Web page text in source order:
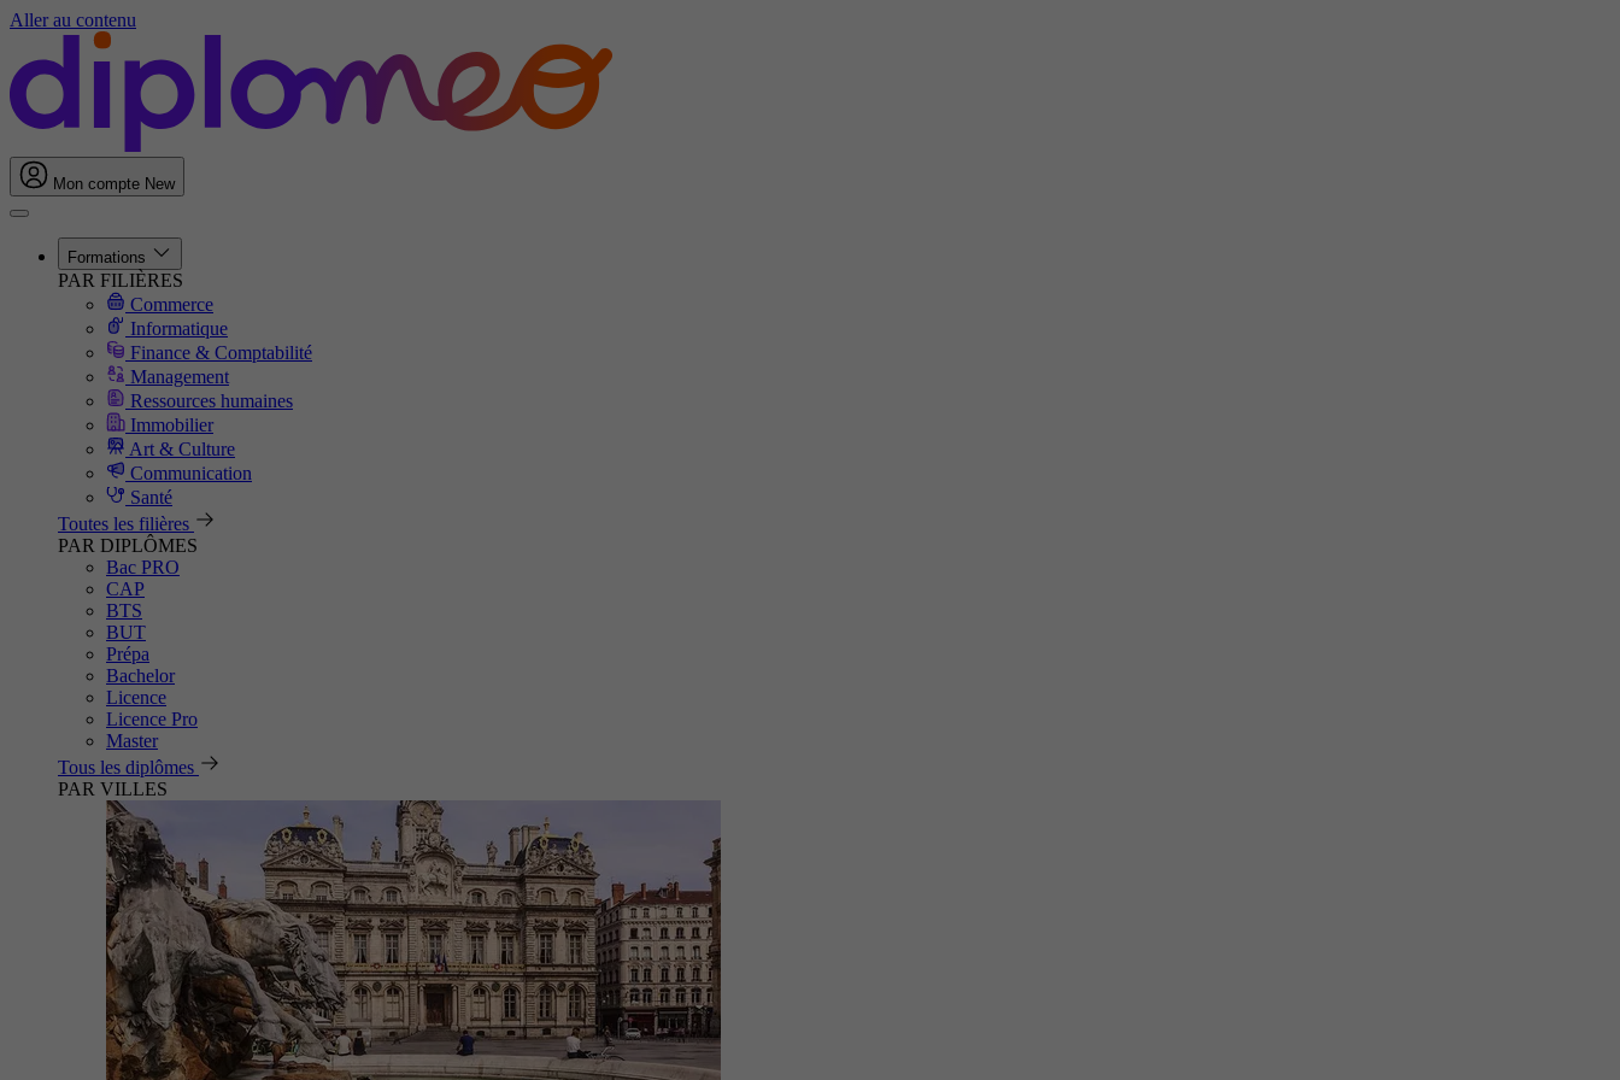
Aller au contenu
Mon compte New
Formations
PAR FILIÈRES
Commerce
Informatique
Finance & Comptabilité
Management
Ressources humaines
Immobilier
Art & Culture
Communication
Santé
Toutes les filières
PAR DIPLÔMES
Bac PRO
CAP
BTS
BUT
Prépa
Bachelor
Licence
Licence Pro
Master
Tous les diplômes
PAR VILLES